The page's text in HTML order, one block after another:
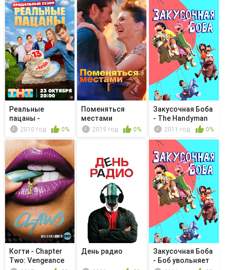
Реальные
пацаны -
Кровавая
2010 год 0%
Поменяться
местами
2019 год 0%
Закусочная Боба
- The Handyman
Can2011 год 0%
Когти - Chapter
Two: Vengeance
День радио
Закусочная Боба
- Боб увольняет